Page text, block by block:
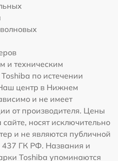
и техническим
по истечении
центр в Нижнем
и не имеет
от производителя. Цены
носят исключительно
и не являются публичной
437 ГК РФ. Названия и
Toshiba упоминаются